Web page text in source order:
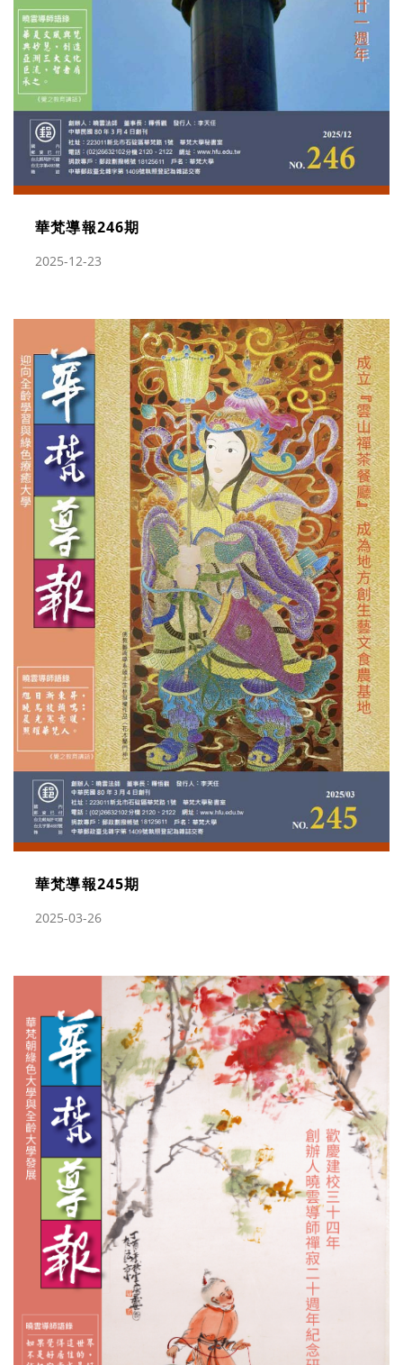
華梵導報246期
2025-12-23
華梵導報245期
2025-03-26